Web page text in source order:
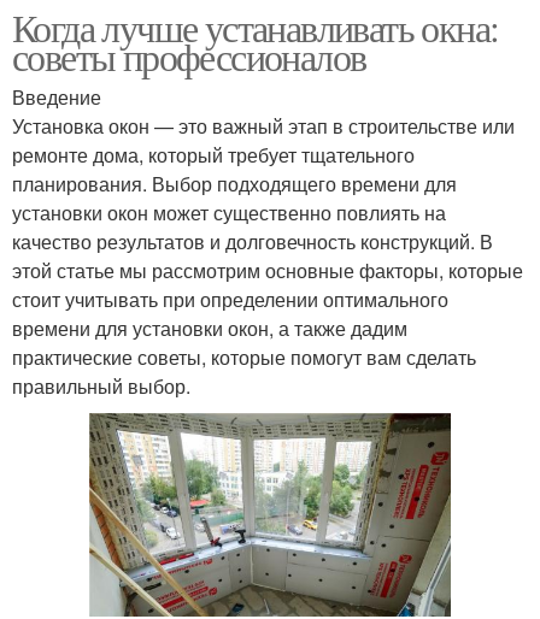
Когда лучше устанавливать окна:
советы профессионалов
Введение
Установка окон — это важный этап в строительстве или
ремонте дома, который требует тщательного
планирования. Выбор подходящего времени для
установки окон может существенно повлиять на
качество результатов и долговечность конструкций. В
этой статье мы рассмотрим основные факторы, которые
стоит учитывать при определении оптимального
времени для установки окон, а также дадим
практические советы, которые помогут вам сделать
правильный выбор.